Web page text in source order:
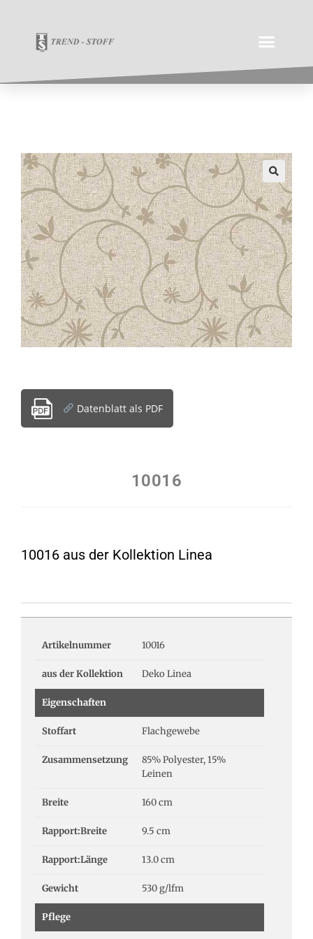
Datenblatt als PDF
10016
10016 aus der Kollektion Linea
Artikelnummer 10016
aus der Kollektion Deko Linea
Eigenschaften
Stoffart Flachgewebe
Zusammensetzung
85% Polyester, 15%
Leinen
Breite 160 cm
Rapport:Breite 9.5 cm
Rapport:Länge 13.0 cm
Gewicht 530 g/lfm
Pflege